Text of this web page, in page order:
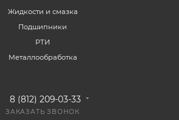
Жидкости и смазка
Подшипники
РТИ
Металлообработка
8 (812) 209-03-33
ЗАКАЗАТЬ ЗВОНОК